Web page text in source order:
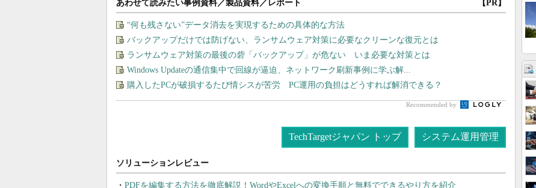
あわせて読みたい事例資料／製品資料／レポート 【PR】
“何も残さない”データ消去を実現するための具体的な方法
バックアップだけでは防げない、ランサムウェア対策に必要なクリーンな復元とは
ランサムウェア対策の最後の砦「バックアップ」が危ない いま必要な対策とは
Windows Updateの通信集中で回線が逼迫、ネットワーク刷新事例に学ぶ解...
購入したPCが破損するたび情シスが苦労 PC運用の負担はどうすれば解消できる？
Recommended by
TechTargetジャパン トップ システム運用管理
PDFを編集する方法を徹底解説！WordやExcelへの変換手順と無料でできるやり方を紹介